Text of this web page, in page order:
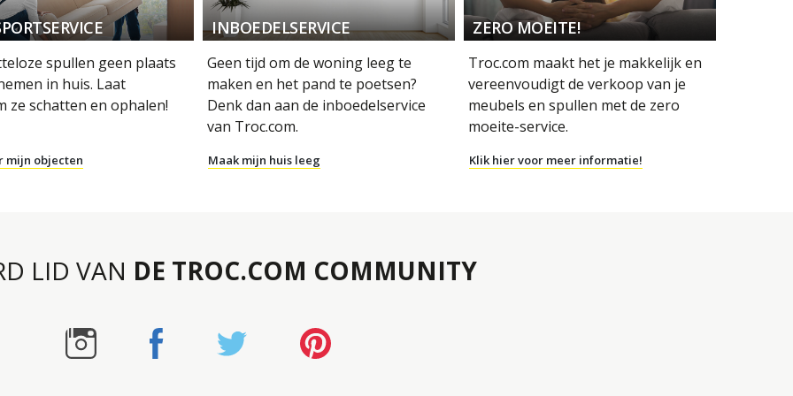
spullen geen plaats
in huis. Laat
ze schatten en ophalen!
mijn objecten
INBOEDELSERVICE
Geen tijd om de woning leeg te
maken en het pand te poetsen?
Denk dan aan de inboedelservice
van Troc.com.
Maak mijn huis leeg
ZERO MOEITE!
Troc.com maakt het je makkelijk en
vereenvoudigt de verkoop van je
meubels en spullen met de zero
moeite-service.
Klik hier voor meer informatie!
LID VAN DE TROC.COM COMMUNITY